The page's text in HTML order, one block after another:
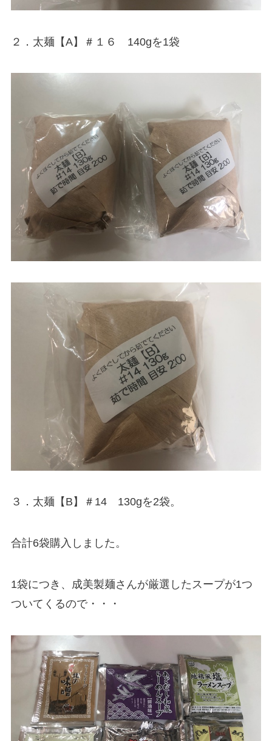
２．太麺【A】＃１６ 140gを1袋
３．太麺【B】＃14 130gを2袋。
合計6袋購入しました。
1袋につき、成美製麺さんが厳選したスープが1つ
ついてくるので・・・